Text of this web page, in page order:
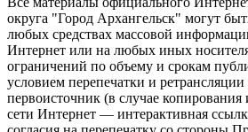
округа "Город Архангельск" могут
любых средствах массовой
Интернет или на любых иных
ограничений по объему и срокам
условием перепечатки и ретрансляции
первоисточник (в случае
сети Интернет — интерактивная